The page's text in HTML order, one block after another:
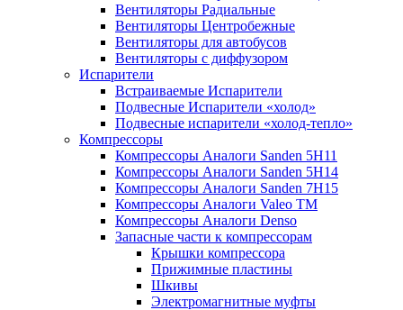
Вентиляторы Радиальные
Вентиляторы Центробежные
Вентиляторы для автобусов
Вентиляторы с диффузором
Испарители
Встраиваемые Испарители
Подвесные Испарители «холод»
Подвесные испарители «холод-тепло»
Компрессоры
Компрессоры Аналоги Sanden 5H11
Компрессоры Аналоги Sanden 5H14
Компрессоры Аналоги Sanden 7H15
Компрессоры Аналоги Valeo ТМ
Компрессоры Аналоги Denso
Запасные части к компрессорам
Крышки компрессора
Прижимные пластины
Шкивы
Электромагнитные муфты